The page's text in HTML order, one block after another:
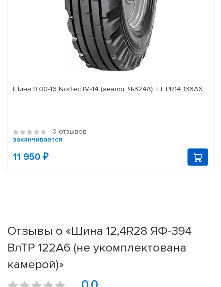
Шина 9,00-16 NorTec IM-14 (аналог Я-324А) ТТ PR14 136А6
0 отзывов
заканчивается
11 950 ₽
Отзывы о «Шина 12,4R28 ЯФ-394
ВлТР 122А6 (не укомплектована
камерой)»